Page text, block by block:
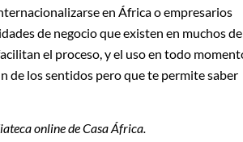
en África o empresarios
de negocio que existen en muchos de
el proceso, y el uso en todo
de los sentidos pero que te permite saber
online de Casa África.